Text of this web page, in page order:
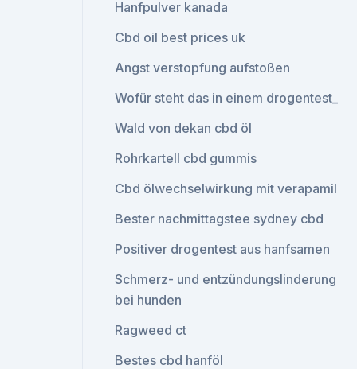
Hanfpulver kanada
Cbd oil best prices uk
Angst verstopfung aufstoßen
Wofür steht das in einem drogentest_
Wald von dekan cbd öl
Rohrkartell cbd gummis
Cbd ölwechselwirkung mit verapamil
Bester nachmittagstee sydney cbd
Positiver drogentest aus hanfsamen
Schmerz- und entzündungslinderung
bei hunden
Ragweed ct
Bestes cbd hanföl